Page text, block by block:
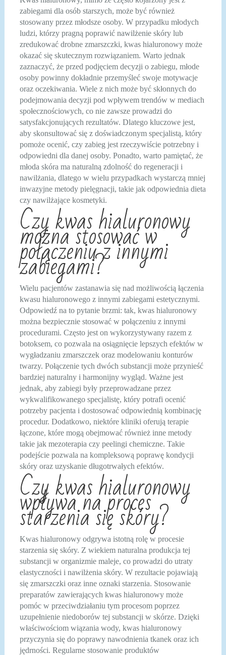
zabiegami dla osób starszych, może być również
stosowany przez młodsze osoby. W przypadku młodych
ludzi, którzy pragną poprawić nawilżenie skóry lub
zredukować drobne zmarszczki, kwas hialuronowy może
okazać się skutecznym rozwiązaniem. Warto jednak
zaznaczyć, że przed podjęciem decyzji o zabiegu, młode
osoby powinny dokładnie przemyśleć swoje motywacje
oraz oczekiwania. Wiele z nich może być skłonnych do
podejmowania decyzji pod wpływem trendów w mediach
społecznościowych, co nie zawsze prowadzi do
satysfakcjonujących rezultatów. Dlatego kluczowe jest,
aby skonsultować się z doświadczonym specjalistą, który
pomoże ocenić, czy zabieg jest rzeczywiście potrzebny i
odpowiedni dla danej osoby. Ponadto, warto pamiętać, że
młoda skóra ma naturalną zdolność do regeneracji i
nawilżania, dlatego w wielu przypadkach wystarczą mniej
inwazyjne metody pielęgnacji, takie jak odpowiednia dieta
czy nawilżające kosmetyki.
Czy kwas hialuronowy
można stosować w
połączeniu z innymi
zabiegami?
Wielu pacjentów zastanawia się nad możliwością łączenia
kwasu hialuronowego z innymi zabiegami estetycznymi.
Odpowiedź na to pytanie brzmi: tak, kwas hialuronowy
można bezpiecznie stosować w połączeniu z innymi
procedurami. Często jest on wykorzystywany razem z
botoksem, co pozwala na osiągnięcie lepszych efektów w
wygładzaniu zmarszczek oraz modelowaniu konturów
twarzy. Połączenie tych dwóch substancji może przynieść
bardziej naturalny i harmonijny wygląd. Ważne jest
jednak, aby zabiegi były przeprowadzane przez
wykwalifikowanego specjalistę, który potrafi ocenić
potrzeby pacjenta i dostosować odpowiednią kombinację
procedur. Dodatkowo, niektóre kliniki oferują terapie
łączone, które mogą obejmować również inne metody
takie jak mezoterapia czy peelingi chemiczne. Takie
podejście pozwala na kompleksową poprawę kondycji
skóry oraz uzyskanie długotrwałych efektów.
Czy kwas hialuronowy
wpływa na proces
starzenia się skóry?
Kwas hialuronowy odgrywa istotną rolę w procesie
starzenia się skóry. Z wiekiem naturalna produkcja tej
substancji w organizmie maleje, co prowadzi do utraty
elastyczności i nawilżenia skóry. W rezultacie pojawiają
się zmarszczki oraz inne oznaki starzenia. Stosowanie
preparatów zawierających kwas hialuronowy może
pomóc w przeciwdziałaniu tym procesom poprzez
uzupełnienie niedoborów tej substancji w skórze. Dzięki
właściwościom wiązania wody, kwas hialuronowy
przyczynia się do poprawy nawodnienia tkanek oraz ich
jędrności. Regularne stosowanie produktów